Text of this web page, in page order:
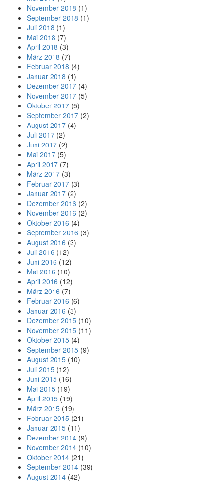
November 2018 (1)
September 2018 (1)
Juli 2018 (1)
Mai 2018 (7)
April 2018 (3)
März 2018 (7)
Februar 2018 (4)
Januar 2018 (1)
Dezember 2017 (4)
November 2017 (5)
Oktober 2017 (5)
September 2017 (2)
August 2017 (4)
Juli 2017 (2)
Juni 2017 (2)
Mai 2017 (5)
April 2017 (7)
März 2017 (3)
Februar 2017 (3)
Januar 2017 (2)
Dezember 2016 (2)
November 2016 (2)
Oktober 2016 (4)
September 2016 (3)
August 2016 (3)
Juli 2016 (12)
Juni 2016 (12)
Mai 2016 (10)
April 2016 (12)
März 2016 (7)
Februar 2016 (6)
Januar 2016 (3)
Dezember 2015 (10)
November 2015 (11)
Oktober 2015 (4)
September 2015 (9)
August 2015 (10)
Juli 2015 (12)
Juni 2015 (16)
Mai 2015 (19)
April 2015 (19)
März 2015 (19)
Februar 2015 (21)
Januar 2015 (11)
Dezember 2014 (9)
November 2014 (10)
Oktober 2014 (21)
September 2014 (39)
August 2014 (42)